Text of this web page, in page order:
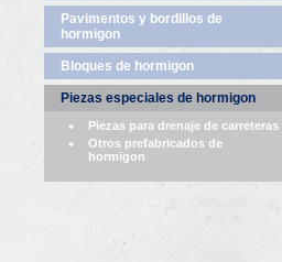
Pavimentos y bordillos de
hormigon
Bloques de hormigon
Piezas especiales de hormigon
Piezas para drenaje de carreteras
Otros prefabricados de
hormigon